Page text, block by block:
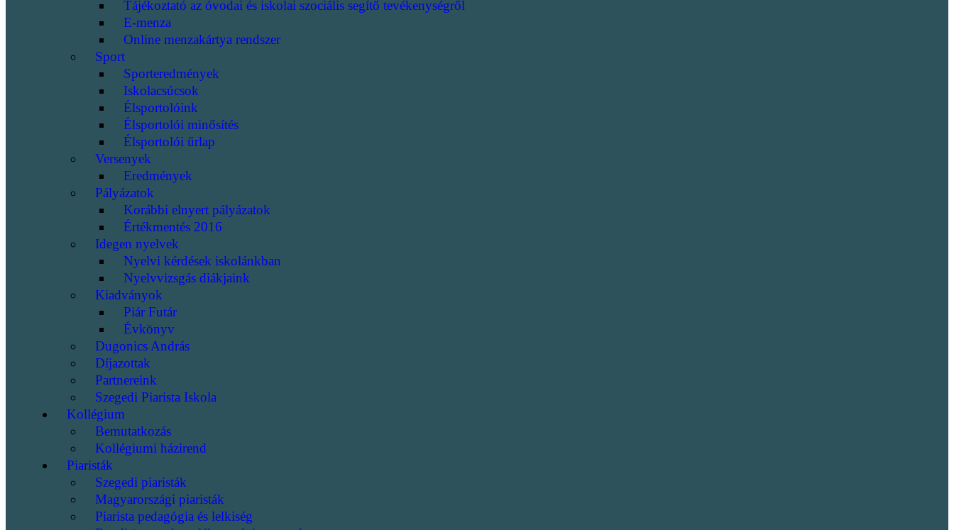
Tájékoztató az óvodai és iskolai szociális segítő tevékenységről
E-menza
Online menzakártya rendszer
Sport
Sporteredmények
Iskolacsúcsok
Élsportolóink
Élsportolói minősítés
Élsportolói űrlap
Versenyek
Eredmények
Pályázatok
Korábbi elnyert pályázatok
Értékmentés 2016
Idegen nyelvek
Nyelvi kérdések iskolánkban
Nyelvvizsgás diákjaink
Kiadványok
Piár Futár
Évkönyv
Dugonics András
Díjazottak
Partnereink
Szegedi Piarista Iskola
Kollégium
Bemutatkozás
Kollégiumi házirend
Piaristák
Szegedi piaristák
Magyarországi piaristák
Piarista pedagógia és lelkiség